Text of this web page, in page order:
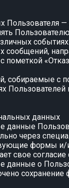
—
сообщений,
с пометкой
собираемые с
данных
данные
через
формы
свое согласие
данные о